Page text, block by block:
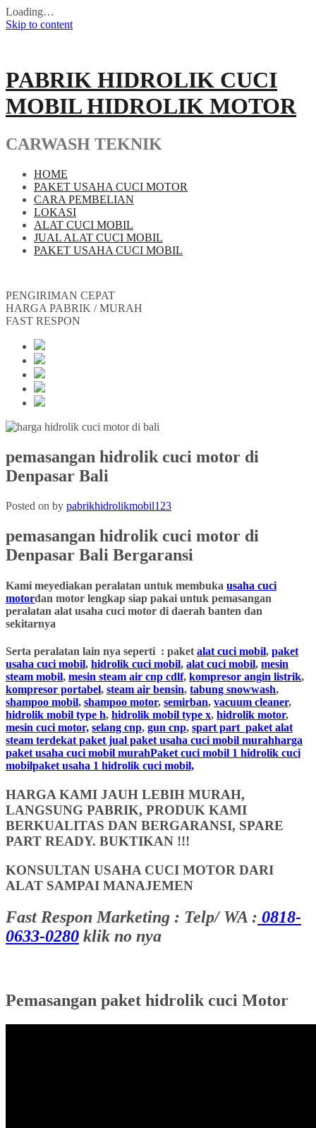
Loading…
Skip to content
PABRIK HIDROLIK CUCI
MOBIL HIDROLIK MOTOR
CARWASH TEKNIK
HOME
PAKET USAHA CUCI MOTOR
CARA PEMBELIAN
LOKASI
ALAT CUCI MOBIL
JUAL ALAT CUCI MOBIL
PAKET USAHA CUCI MOBIL
PENGIRIMAN CEPAT
HARGA PABRIK / MURAH
FAST RESPON
pemasangan hidrolik cuci motor di
Denpasar Bali
Posted on by pabrikhidrolikmobil123
pemasangan hidrolik cuci motor di
Denpasar Bali Bergaransi
Kami meyediakan peralatan untuk membuka usaha cuci
motordan motor lengkap siap pakai untuk pemasangan
peralatan alat usaha cuci motor di daerah banten dan
sekitarnya
Serta peralatan lain nya seperti : paket alat cuci mobil, paket
usaha cuci mobil, hidrolik cuci mobil, alat cuci mobil, mesin
steam mobil, mesin steam air cnp cdlf, kompresor angin listrik,
kompresor portabel, steam air bensin, tabung snowwash,
shampoo mobil, shampoo motor, semirban, vacuum cleaner,
hidrolik mobil type h, hidrolik mobil type x, hidrolik motor,
mesin cuci motor, selang cnp, gun cnp, spart part paket alat
steam terdekat paket jual paket usaha cuci mobil murahharga
paket usaha cuci mobil murahPaket cuci mobil 1 hidrolik cuci
mobilpaket usaha 1 hidrolik cuci mobil,
HARGA KAMI JAUH LEBIH MURAH,
LANGSUNG PABRIK, PRODUK KAMI
BERKUALITAS DAN BERGARANSI, SPARE
PART READY. BUKTIKAN !!!
KONSULTAN USAHA CUCI MOTOR DARI
ALAT SAMPAI MANAJEMEN
Fast Respon Marketing : Telp/ WA : 0818-
0633-0280 klik no nya
Pemasangan paket hidrolik cuci Motor